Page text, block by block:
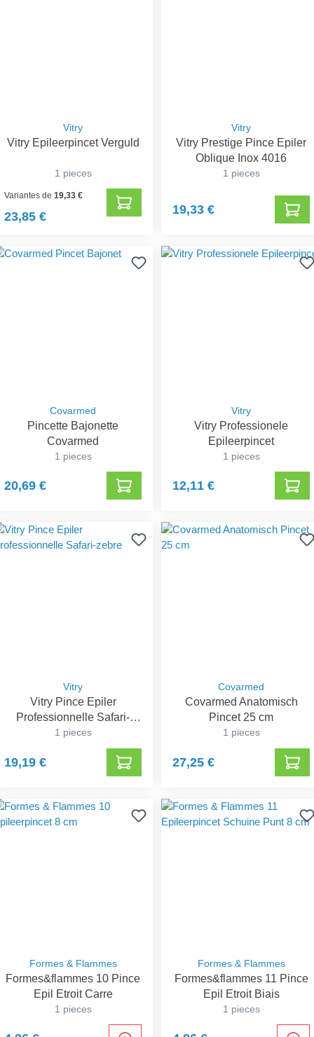
Vitry
Vitry Epileerpincet Verguld
1 pieces
Variantes de19,33 €
23,85 €
Vitry
Vitry Prestige Pince Epiler
Oblique Inox 4016
1 pieces
19,33 €
Covarmed
Pincette Bajonette
Covarmed
1 pieces
20,69 €
Vitry
Vitry Professionele
Epileerpincet
1 pieces
12,11 €
Vitry
Vitry Pince Epiler
Professionnelle Safari-
zebre
1 pieces
19,19 €
Covarmed
Covarmed Anatomisch
Pincet 25 cm
1 pieces
27,25 €
Formes & Flammes
Formes&flammes 10 Pince
Epil Etroit Carre
1 pieces
Formes & Flammes
Formes&flammes 11 Pince
Epil Etroit Biais
1 pieces